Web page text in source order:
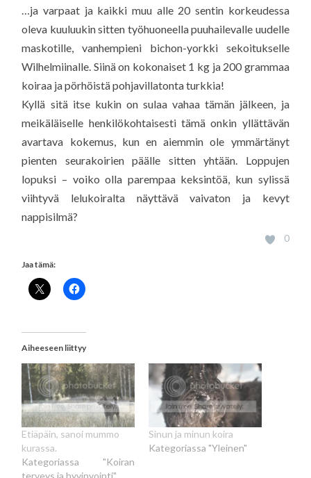
…ja varpaat ja kaikki muu alle 20 sentin korkeudessa
oleva kuuluukin sitten työhuoneella puuhailevalle uudelle
maskotille, vanhempieni bichon-yorkki sekoitukselle
Wilhelmiinalle. Siinä on kokonaiset 1 kg ja 200 grammaa
koiraa ja pörhöistä pohjavillatonta turkkia!
Kyllä sitä itse kukin on sulaa vahaa tämän jälkeen, ja
meikäläiselle henkilökohtaisesti tämä onkin yllättävän
avartava kokemus, kun en aiemmin ole ymmärtänyt
pienten seurakoirien päälle sitten yhtään. Loppujen
lopuksi – voiko olla parempaa keksintöä, kun sylissä
viihtyvä lelukoiralta näyttävä vaivaton ja kevyt
nappisilmä?
0
Jaa tämä:
Aiheeseen liittyy
Etiäpäin, sanoi mummo
kurassa.
Kategoriassa "Koiran
Sinun ja minun koira
Kategoriassa "Yleinen"